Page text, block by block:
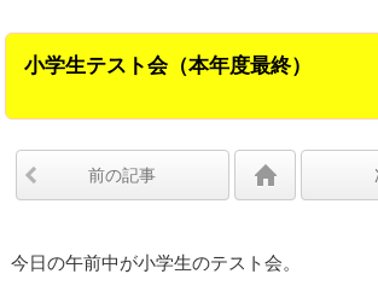
小学生テスト会（本年度最終）
前の記事
今日の午前中が小学生のテスト会。